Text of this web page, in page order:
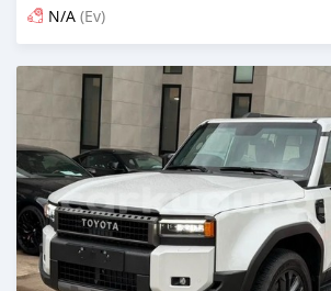
N/A (Ev)
Ilitangazwa siku 13 iliopita